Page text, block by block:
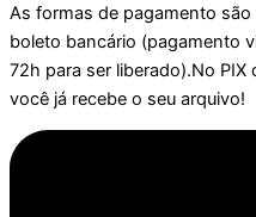
As formas de pagamento
boleto bancário (pagamento
72h para ser liberado).No
você já recebe o seu arquivo!